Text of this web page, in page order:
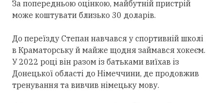
За попередньою оцінкою, майбутній пристрій
може коштувати близько 30 доларів.
До переїзду Степан навчався у спортивній школі
в Краматорську й майже щодня займався хокеєм.
У 2022 році він разом із батьками виїхав із
Донецької області до Німеччини, де продовжив
тренування та вивчив німецьку мову.